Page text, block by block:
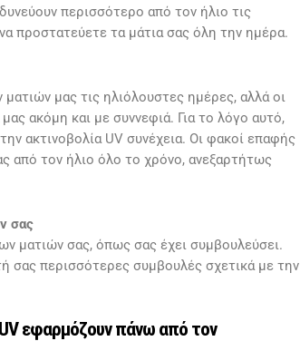
περισσότερο από τον ήλιο τις
προστατεύετε τα μάτια σας όλη την ημέρα.
μας τις ηλιόλουστες ημέρες, αλλά οι
ακόμη και με συννεφιά. Για το λόγο αυτό,
ακτινοβολία UV συνέχεια. Οι φακοί επαφής
από τον ήλιο όλο το χρόνο, ανεξαρτήτως
σας
ματιών σας, όπως σας έχει συμβουλεύσει.
σας περισσότερες συμβουλές σχετικά με την
εφαρμόζουν πάνω από τον